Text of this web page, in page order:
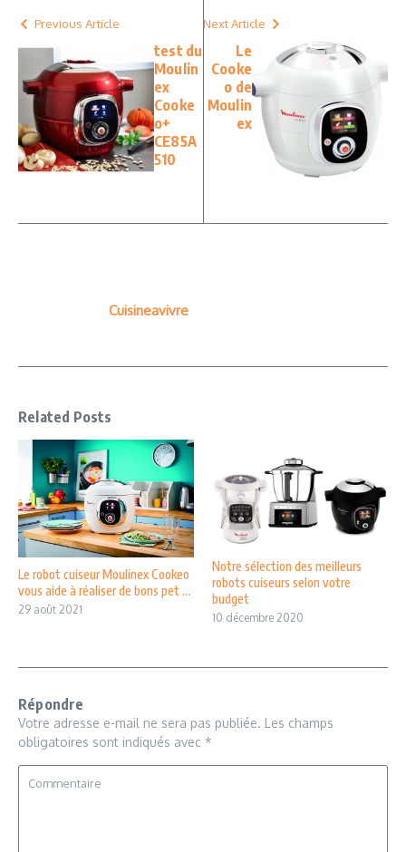
Previous Article
test du
Moulin
ex
Cooke
o+
CE85A
510
Next Article
Le
Cooke
o de
Moulin
ex
Cuisineavivre
Related Posts
Le robot cuiseur Moulinex Cookeo
vous aide à réaliser de bons pet ...
29 août 2021
Notre sélection des meilleurs
robots cuiseurs selon votre
budget
10 décembre 2020
Répondre
Votre adresse e-mail ne sera pas publiée. Les champs
obligatoires sont indiqués avec *